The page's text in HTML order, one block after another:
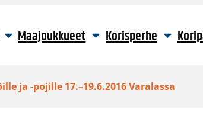
Maajoukkueet Korisperhe
ja -pojille 17.–19.6.2016 Varalassa